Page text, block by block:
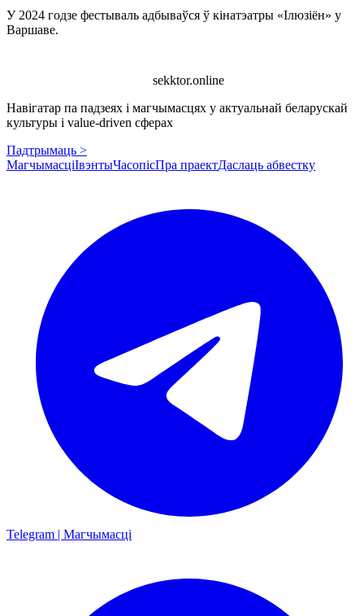
У 2024 годзе фестываль адбываўся ў кінатэатры «Ілюзіён» у
Варшаве.
sekktor.online
Навігатар па падзеях і магчымасцях у актуальнай беларускай
культуры і value-driven сферах
Падтрымаць >
МагчымасціІвэнтыЧасопісПра праектДаслаць абвестку
Telegram | Магчымасці